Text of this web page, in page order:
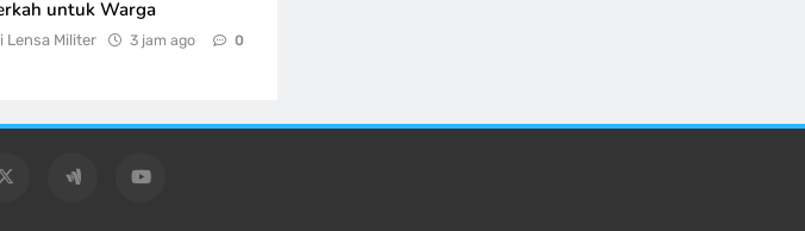
untuk Warga
Lensa Militer 3 jam ago 0